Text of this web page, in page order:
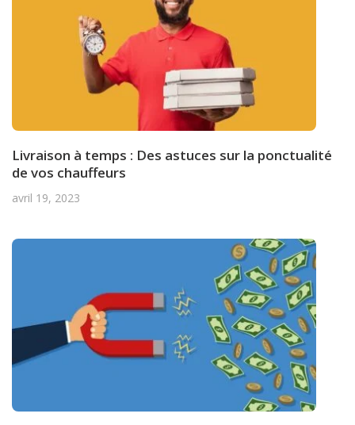
Livraison à temps : Des astuces sur la ponctualité
de vos chauffeurs
avril 19, 2023